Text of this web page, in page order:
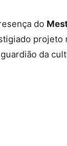
do
projeto
da